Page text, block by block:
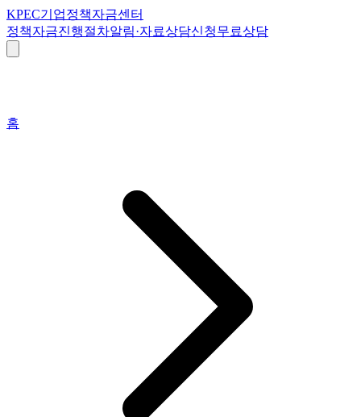
KPEC기업정책자금센터
정책자금진행절차알림·자료상담신청무료상담
홈